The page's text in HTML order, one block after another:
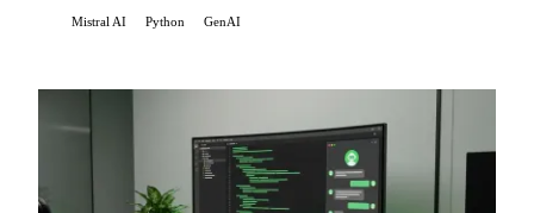
Mistral AI Python GenAI